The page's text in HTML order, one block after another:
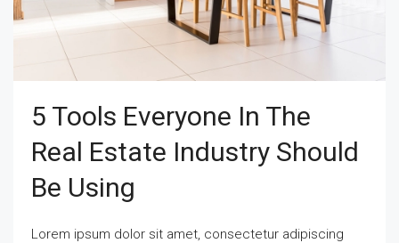
5 Tools Everyone In The
Real Estate Industry Should
Be Using
Lorem ipsum dolor sit amet, consectetur adipiscing